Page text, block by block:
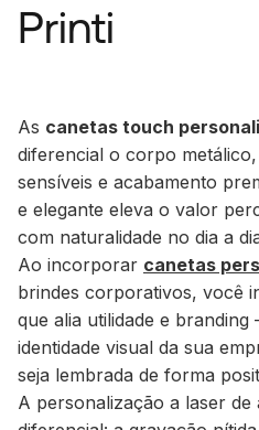
Printi
As canetas touch
diferencial o corpo
sensíveis e acabamento
e elegante eleva o valor
com naturalidade no dia a
Ao incorporar canetas
brindes corporativos, você
que alia utilidade e
identidade visual da sua
seja lembrada de forma
A personalização a laser de